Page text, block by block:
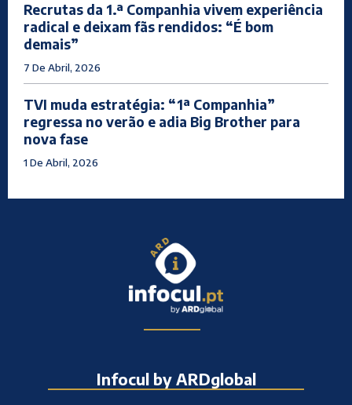
Recrutas da 1.ª Companhia vivem experiência
radical e deixam fãs rendidos: “É bom
demais”
7 De Abril, 2026
TVI muda estratégia: “1ª Companhia”
regressa no verão e adia Big Brother para
nova fase
1 De Abril, 2026
Infocul by ARDglobal